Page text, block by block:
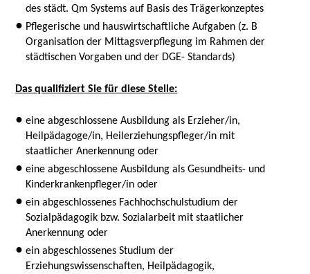
des städt. Qm Systems auf Basis des Trägerkonzeptes
Pflegerische und hauswirtschaftliche Aufgaben (z. B
Organisation der Mittagsverpflegung im Rahmen der
städtischen Vorgaben und der DGE- Standards)
Das qualifiziert Sie für diese Stelle:
eine abgeschlossene Ausbildung als Erzieher/in,
Heilpädagoge/in, Heilerziehungspfleger/in mit
staatlicher Anerkennung oder
eine abgeschlossene Ausbildung als Gesundheits- und
Kinderkrankenpfleger/in oder
ein abgeschlossenes Fachhochschulstudium der
Sozialpädagogik bzw. Sozialarbeit mit staatlicher
Anerkennung oder
ein abgeschlossenes Studium der
Erziehungswissenschaften, Heilpädagogik,